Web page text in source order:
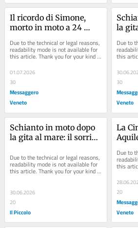
Il ricordo di Simone,
morto in moto a 24
lutto
Due to the technical or legal reasons,
readability mode is not available for
this article. Thank you for your kind
01.07.2026
30
Messaggero
Veneto
la
24
Due to
this
30
Veneto
Schianto in moto dopo
la gita al mare: il sorriso
24 anni
Due to the technical or legal reasons,
readability mode is not available for
this article. Thank you for your kind
30.06.2026
20
Il Piccolo
La
Due to
this
20
Veneto